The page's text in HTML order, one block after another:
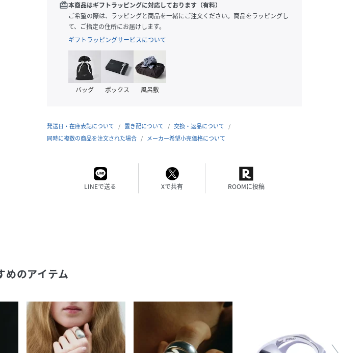
redeem本商品はギフトラッピングに対応しております（有料）
ご希望の際は、ラッピングと商品を一緒にご注文ください。商品をラッピングし
て、ご指定の住所にお届けします。
ギフトラッピングサービスについて
バッグ ボックス 風呂敷
発送日・在庫表記について 置き配について
交換・返品について
同時に複数の商品を注文された場合
メーカー希望小売価格について
LINEで送る Xで共有 ROOMに投稿
めのアイテム